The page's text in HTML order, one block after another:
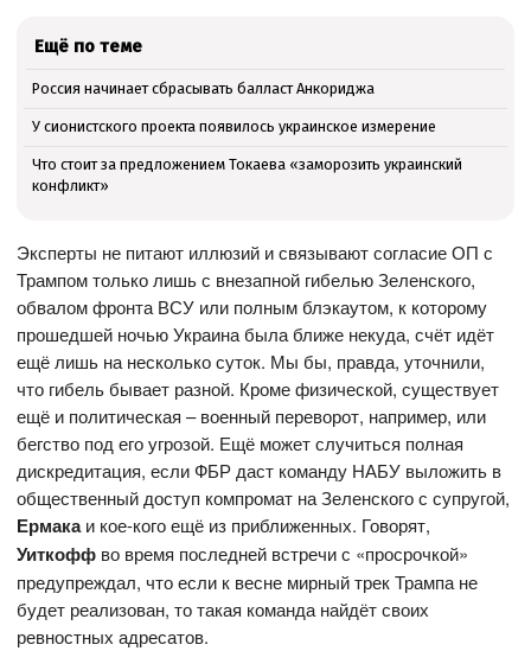
Ещё по теме
Россия начинает сбрасывать балласт Анкориджа
У сионистского проекта появилось украинское измерение
Что стоит за предложением Токаева «заморозить украинский
конфликт»
Эксперты не питают иллюзий и связывают согласие ОП с
Трампом только лишь с внезапной гибелью Зеленского,
обвалом фронта ВСУ или полным блэкаутом, к которому
прошедшей ночью Украина была ближе некуда, счёт идёт
ещё лишь на несколько суток. Мы бы, правда, уточнили,
что гибель бывает разной. Кроме физической, существует
ещё и политическая – военный переворот, например, или
бегство под его угрозой. Ещё может случиться полная
дискредитация, если ФБР даст команду НАБУ выложить в
общественный доступ компромат на Зеленского с супругой,
Ермакаи кое-кого ещё из приближенных. Говорят,
Уиткофф во время последней встречи с «просрочкой»
предупреждал, что если к весне мирный трек Трампа не
будет реализован, то такая команда найдёт своих
ревностных адресатов.